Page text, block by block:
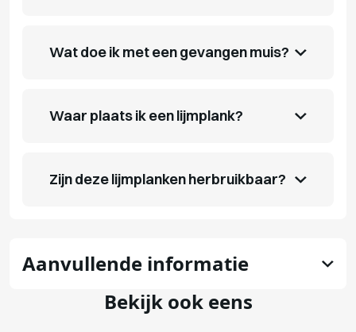
Wat doe ik met een gevangen muis?
Waar plaats ik een lijmplank?
Zijn deze lijmplanken herbruikbaar?
Aanvullende informatie
Bekijk ook eens